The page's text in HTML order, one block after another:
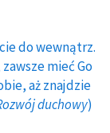
do wewnątrz.
mieć Go
aż znajdzie
duchowy)